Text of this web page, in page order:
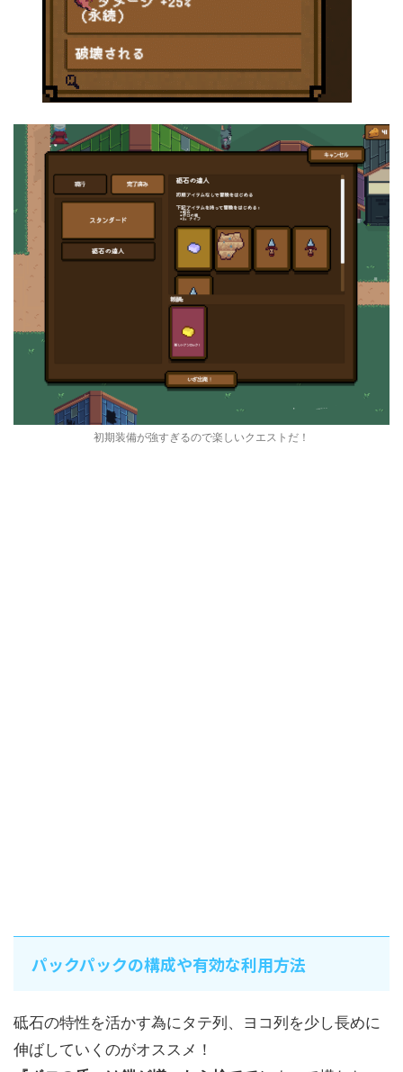
初期装備が強すぎるので楽しいクエストだ！
パックパックの構成や有効な利用方法
砥石の特性を活かす為にタテ列、ヨコ列を少し長めに
伸ばしていくのがオススメ！